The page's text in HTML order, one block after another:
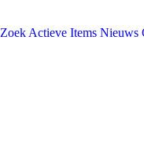
Zoek Actieve Items Nieuws